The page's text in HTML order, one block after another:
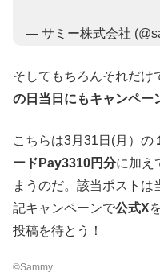
— サミー株式会社
そしてもちろんそれだ
の日当日にもキャンペー
こちらは3月31日(月）の
ードPay3310円分に加え
まうのだ。該当ポストは
記キャンペーンで公式X
投稿を待とう！
©Sammy